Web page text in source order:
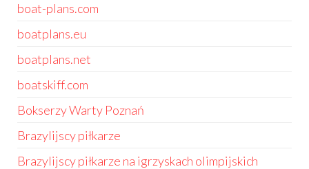
boat-plans.com
boatplans.eu
boatplans.net
boatskiff.com
Bokserzy Warty Poznań
Brazylijscy piłkarze
Brazylijscy piłkarze na igrzyskach olimpijskich